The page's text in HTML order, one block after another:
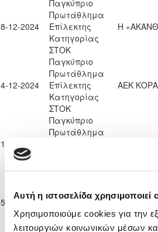
Αυτή η ιστοσελίδα χρησιμοποιεί
Χρησιμοποιούμε cookies για την
λειτουργιών κοινωνικών μέσων
12-2024
Παγκύπριο
Πρωτάθλημα
Επίλεκτης
Κατηγορίας
ΣΤΟΚ
Η
12-2024
Παγκύπριο
Πρωτάθλημα
Επίλεκτης
Κατηγορίας
ΣΤΟΚ
ΑΕΚ
12-2024
Παγκύπριο
Πρωτάθλημα
01-2025
Πρωτάθλημα
Επίλεκτης
Κατηγορίας
ΣΤΟΚ